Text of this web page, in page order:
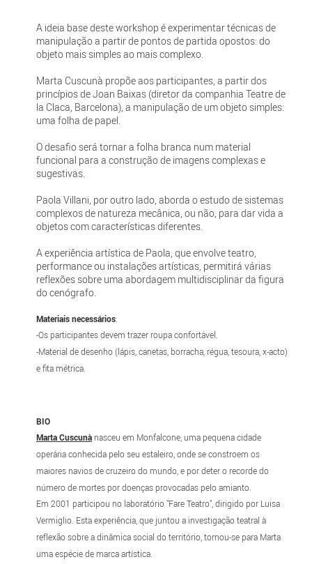
A ideia base deste workshop é experimentar técnicas de
manipulação a partir de pontos de partida opostos: do
objeto mais simples ao mais complexo.
Marta Cuscunà propõe aos participantes, a partir dos
princípios de Joan Baixas (diretor da companhia Teatre de
la Claca, Barcelona), a manipulação de um objeto simples:
uma folha de papel.
O desafio será tornar a folha branca num material
funcional para a construção de imagens complexas e
sugestivas.
Paola Villani, por outro lado, aborda o estudo de sistemas
complexos de natureza mecânica, ou não, para dar vida a
objetos com características diferentes.
A experiência artística de Paola, que envolve teatro,
performance ou instalações artísticas, permitirá várias
reflexões sobre uma abordagem multidisciplinar da figura
do cenógrafo.
Materiais necessários:
-Os participantes devem trazer roupa confortável.
-Material de desenho (lápis, canetas, borracha, régua, tesoura, x-acto)
e fita métrica.
BIO
Marta Cuscunànasceu em Monfalcone, uma pequena cidade
operária conhecida pelo seu estaleiro, onde se constroem os
maiores navios de cruzeiro do mundo, e por deter o recorde do
número de mortes por doenças provocadas pelo amianto.
Em 2001 participou no laboratório "Fare Teatro", dirigido por Luisa
Vermiglio. Esta experiência, que juntou a investigação teatral à
reflexão sobre a dinâmica social do território, tornou-se para Marta
uma espécie de marca artística.